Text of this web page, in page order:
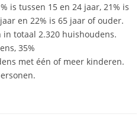
is tussen 15 en 24 jaar, 21% is
en 22% is 65 jaar of ouder.
in totaal 2.320 huishoudens.
35%
met één of meer kinderen.